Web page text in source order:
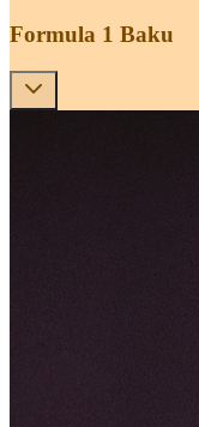
Formula 1 Baku